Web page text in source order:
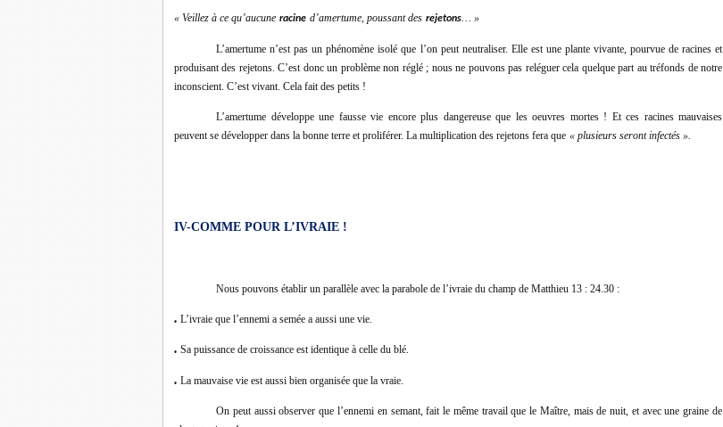
« Veillez à ce qu’aucune racine d’amertume, poussant des rejetons… »
L’amertume n’est pas un phénomène isolé que l’on peut neutraliser. Elle est une plante vivante, pourvue de racines et
produisant des rejetons. C’est donc un problème non réglé ; nous ne pouvons pas reléguer cela quelque part au tréfonds de notre
inconscient. C’est vivant. Cela fait des petits !
L’amertume développe une fausse vie encore plus dangereuse que les oeuvres mortes ! Et ces racines mauvaises
peuvent se développer dans la bonne terre et proliférer. La multiplication des rejetons fera que « plusieurs seront infectés ».
IV-COMME POUR L’IVRAIE !
Nous pouvons établir un parallèle avec la parabole de l’ivraie du champ de Matthieu 13 : 24.30 :
● L’ivraie que l’ennemi a semée a aussi une vie.
● Sa puissance de croissance est identique à celle du blé.
● La mauvaise vie est aussi bien organisée que la vraie.
On peut aussi observer que l’ennemi en semant, fait le même travail que le Maître, mais de nuit, et avec une graine de